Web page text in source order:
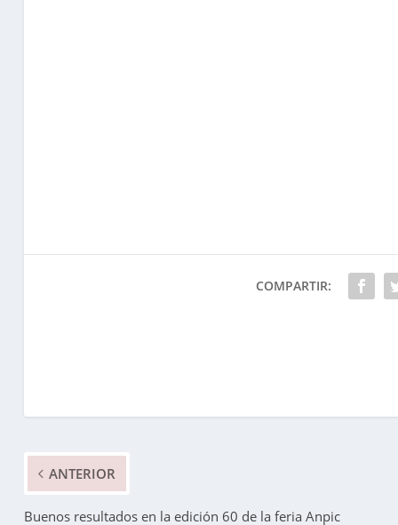
COMPARTIR:
ANTERIOR
Buenos resultados en la edición 60 de la feria Anpic